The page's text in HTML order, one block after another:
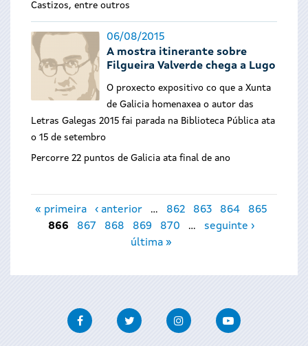
Castizos, entre outros
06/08/2015
A mostra itinerante sobre
Filgueira Valverde chega a Lugo
O proxecto expositivo co que a Xunta
de Galicia homenaxea o autor das
Letras Galegas 2015 fai parada na Biblioteca Pública ata
o 15 de setembro
Percorre 22 puntos de Galicia ata final de ano
Páxinas
« primeira ‹ anterior … 862 863 864
865
866
867 868 869 870 …
seguinte ›
última »
FacebookTwitter InstagramYoutube